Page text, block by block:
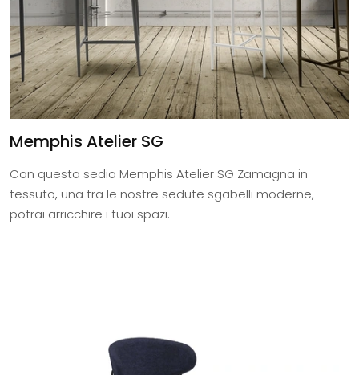
Memphis Atelier SG
Con questa sedia Memphis Atelier SG Zamagna in
tessuto, una tra le nostre sedute sgabelli moderne,
potrai arricchire i tuoi spazi.